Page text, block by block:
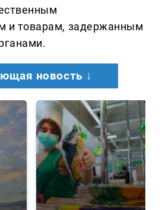
и товарам, задержанным
новость ↓